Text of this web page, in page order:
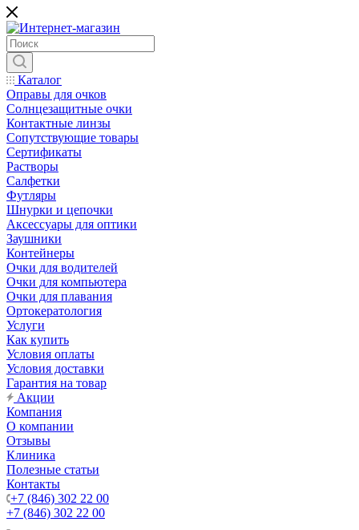
Каталог
Оправы для очков
Солнцезащитные очки
Контактные линзы
Сопутствующие товары
Сертификаты
Растворы
Салфетки
Футляры
Шнурки и цепочки
Аксессуары для оптики
Заушники
Контейнеры
Очки для водителей
Очки для компьютера
Очки для плавания
Ортокератология
Услуги
Как купить
Условия оплаты
Условия доставки
Гарантия на товар
Акции
Компания
О компании
Отзывы
Клиника
Полезные статьи
Контакты
+7 (846) 302 22 00
+7 (846) 302 22 00